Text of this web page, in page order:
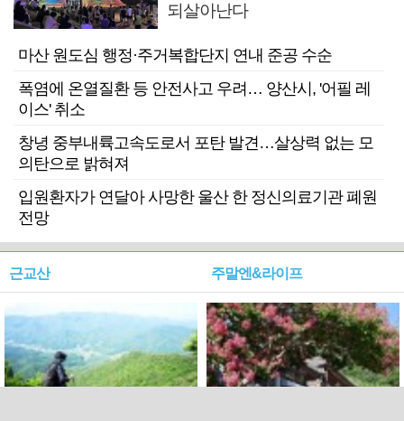
되살아난다
마산 원도심 행정·주거복합단지 연내 준공 수순
폭염에 온열질환 등 안전사고 우려… 양산시, '어필 레
이스' 취소
창녕 중부내륙고속도로서 포탄 발견…살상력 없는 모
의탄으로 밝혀져
입원환자가 연달아 사망한 울산 한 정신의료기관 폐원
전망
근교산 주말엔&라이프